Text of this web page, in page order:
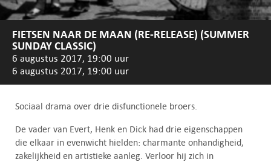
FIETSEN NAAR DE MAAN (RE-RELEASE) (SUMMER
SUNDAY CLASSIC)
6 augustus 2017, 19:00 uur
6 augustus 2017, 19:00 uur
Sociaal drama over drie disfunctionele broers.
De vader van Evert, Henk en Dick had drie eigenschappen
die elkaar in evenwicht hielden: charmante onhandigheid,
zakelijkheid en artistieke aanleg. Verloor hij zich in